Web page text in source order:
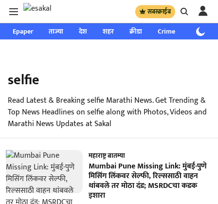
सबस्क्राईब
Epaper ताज्या देश शहर क्रीडा Crime साप्ताहिक
selfie
Read Latest & Breaking selfie Marathi News. Get Trending &
Top News Headlines on selfie along with Photos, Videos and
Marathi News Updates at Sakal
महाराष्ट्र बातम्या
Mumbai Pune Missing Link: मुंबई-पुणे
मिसिंग लिंकवर सेल्फी, रिल्ससाठी वाहन
थांबवले तर मोठा दंड; MSRDCचा कडक
इशारा